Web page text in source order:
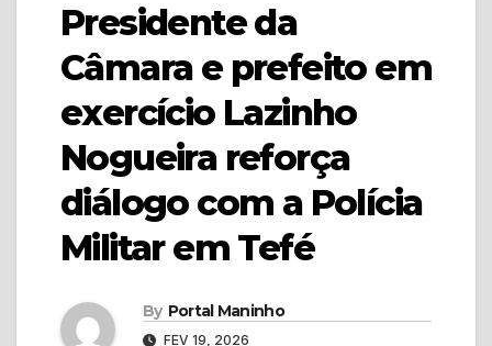
Presidente da
Câmara e prefeito em
exercício Lazinho
Nogueira reforça
diálogo com a Polícia
Militar em Tefé
By Portal Maninho
FEV 19, 2026